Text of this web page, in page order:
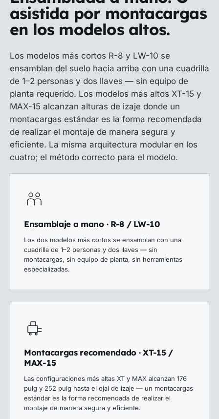
asistida por montacargas
en los modelos altos.
Los modelos más cortos R-8 y LW-10 se
ensamblan del suelo hacia arriba con una cuadrilla
de 1–2 personas y dos llaves — sin equipo de
planta requerido. Los modelos más altos XT-15 y
MAX-15 alcanzan alturas de izaje donde un
montacargas estándar es la forma recomendada
de realizar el montaje de manera segura y
eficiente. La misma arquitectura modular en los
cuatro; el método correcto para el modelo.
Ensamblaje a mano · R-8 / LW-10
Los dos modelos más cortos se ensamblan con una
cuadrilla de 1–2 personas y dos llaves — sin
montacargas, sin equipo de planta, sin herramientas
especializadas.
Montacargas recomendado · XT-15 /
MAX-15
Las configuraciones más altas XT y MAX alcanzan 176
pulg y 252 pulg hasta el ojal de izaje — un montacargas
estándar es la forma recomendada de realizar el
montaje de manera segura y eficiente.